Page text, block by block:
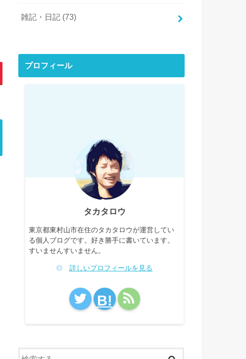
雑記・日記 (73)
プロフィール
タカタロウ
東京都東村山市在住のタカタロウが運営してい
る個人ブログです。好き勝手に書いています。
すいませんすいません。
詳しいプロフィールを見る
B!